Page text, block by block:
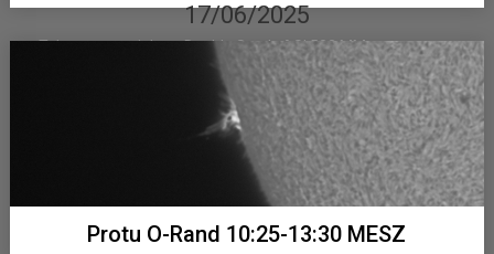
17/06/2025
Telementor mit Lunt Double Stack, ASI 533 MM...
Protu O-Rand 10:25-13:30 MESZ